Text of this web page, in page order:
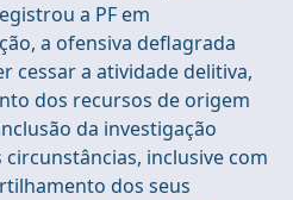
a PF em
a ofensiva deflagrada
cessar a atividade delitiva,
dos recursos de origem
da investigação
inclusive com
dos seus